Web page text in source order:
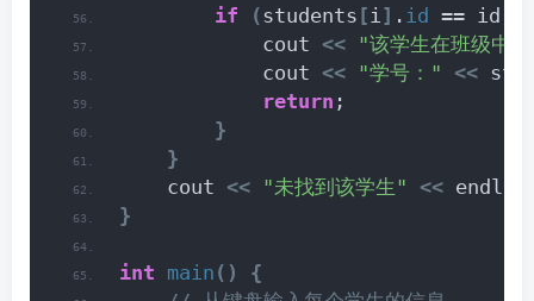
if
(students [i] . id == id
            cout
<< "该学生在班级中
            cout
<< "学号：" <<
return ;
}
}
    cout
<< "未找到该学生" << endl;
}
int main ()
{